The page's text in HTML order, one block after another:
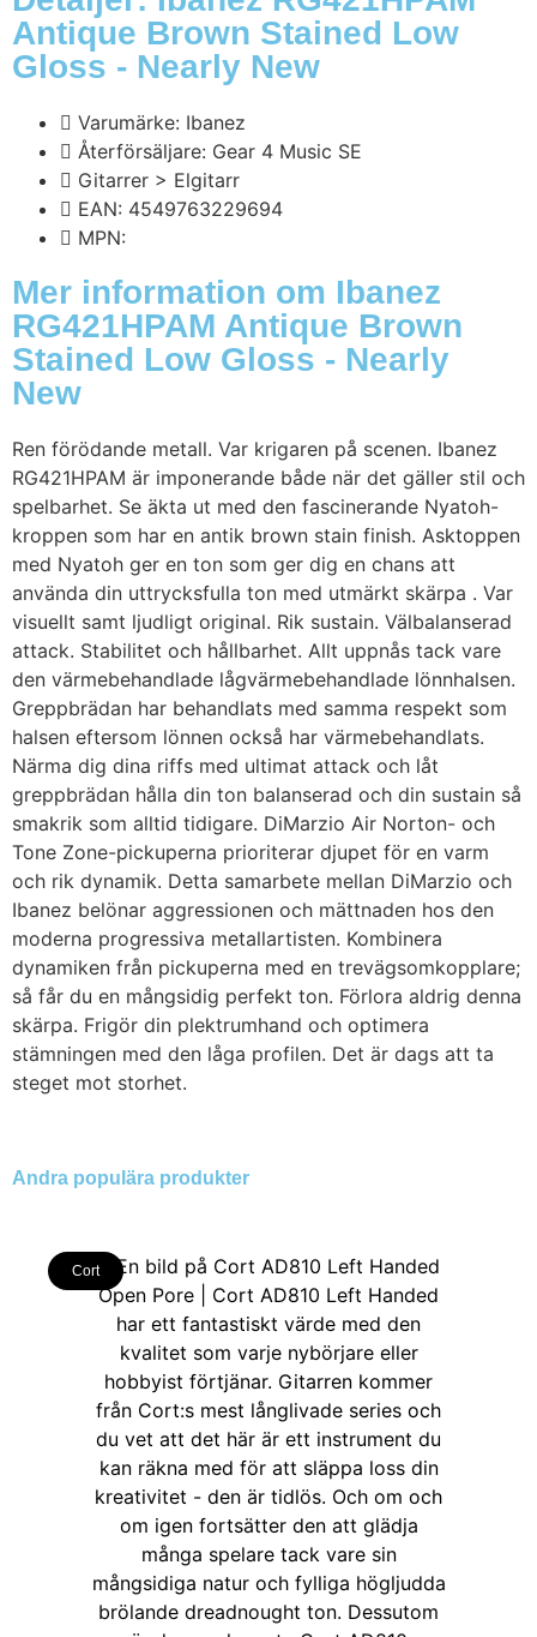
Antique Brown Stained Low
Gloss - Nearly New
Varumärke: Ibanez
Återförsäljare: Gear 4 Music SE
Gitarrer > Elgitarr
EAN: 4549763229694
MPN:
Mer information om Ibanez
RG421HPAM Antique Brown
Stained Low Gloss - Nearly
New
Ren förödande metall. Var krigaren på scenen. Ibanez
RG421HPAM är imponerande både när det gäller stil och
spelbarhet. Se äkta ut med den fascinerande Nyatoh-
kroppen som har en antik brown stain finish. Asktoppen
med Nyatoh ger en ton som ger dig en chans att
använda din uttrycksfulla ton med utmärkt skärpa . Var
visuellt samt ljudligt original. Rik sustain. Välbalanserad
attack. Stabilitet och hållbarhet. Allt uppnås tack vare
den värmebehandlade lågvärmebehandlade lönnhalsen.
Greppbrädan har behandlats med samma respekt som
halsen eftersom lönnen också har värmebehandlats.
Närma dig dina riffs med ultimat attack och låt
greppbrädan hålla din ton balanserad och din sustain så
smakrik som alltid tidigare. DiMarzio Air Norton- och
Tone Zone-pickuperna prioriterar djupet för en varm
och rik dynamik. Detta samarbete mellan DiMarzio och
Ibanez belönar aggressionen och mättnaden hos den
moderna progressiva metallartisten. Kombinera
dynamiken från pickuperna med en trevägsomkopplare;
så får du en mångsidig perfekt ton. Förlora aldrig denna
skärpa. Frigör din plektrumhand och optimera
stämningen med den låga profilen. Det är dags att ta
steget mot storhet.
Andra populära produkter
Cort